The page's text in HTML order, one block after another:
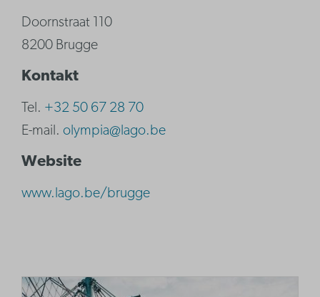
Doornstraat 110
8200 Brugge
Kontakt
Tel. +32 50 67 28 70
E-mail. olympia@lago.be
Website
www.lago.be/brugge